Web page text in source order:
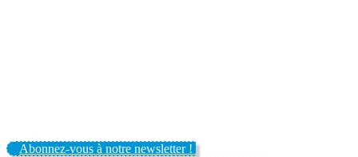
Abonnez-vous à notre newsletter !